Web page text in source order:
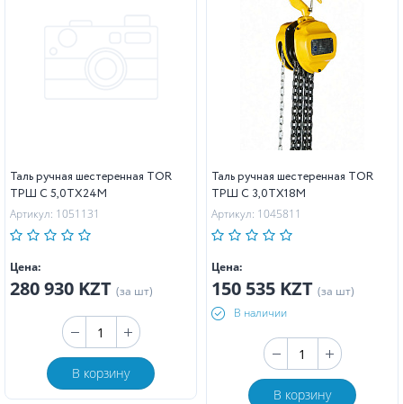
Таль ручная шестеренная TOR
ТРШ C 5,0ТХ24М
Артикул: 1051131
Цена:
280 930 KZT (за шт)
В корзину
Таль ручная шестеренная TOR
ТРШ C 3,0ТХ18М
Артикул: 1045811
Цена:
150 535 KZT (за шт)
В наличии
В корзину